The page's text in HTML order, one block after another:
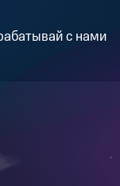
с нами